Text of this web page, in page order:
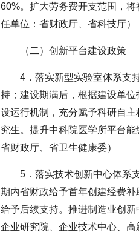
60%。扩大劳务费开支范围，
任单位：省财政厅、省科技厅）
（二）创新平台建设政策
4．落实新型实验室体系支
持；建设期满后，根据建设单
设运行机制，充分赋予科研自
究生。提升中科院医学所平台
省财政厅、省卫生健康委）
5．落实技术创新中心体系
期内省财政给予首年创建经费
给予后续支持。推进制造业创新
企业研究院、企业技术中心、